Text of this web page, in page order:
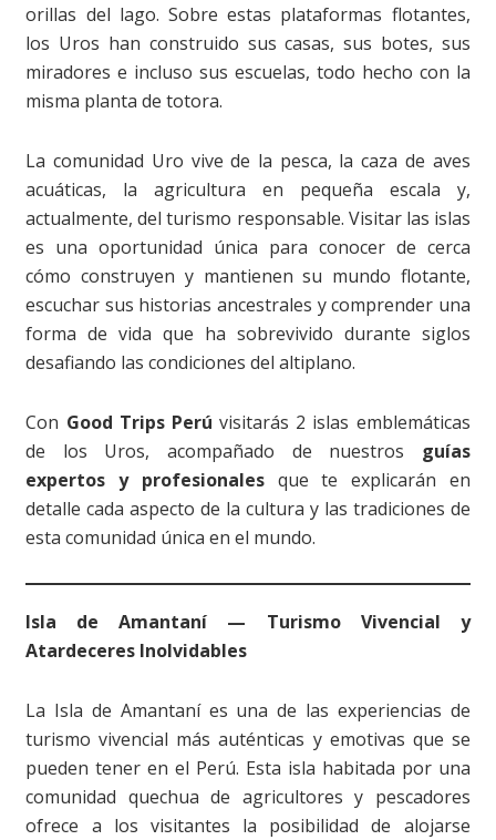
orillas del lago. Sobre estas plataformas flotantes,
los Uros han construido sus casas, sus botes, sus
miradores e incluso sus escuelas, todo hecho con la
misma planta de totora.
La comunidad Uro vive de la pesca, la caza de aves
acuáticas, la agricultura en pequeña escala y,
actualmente, del turismo responsable. Visitar las islas
es una oportunidad única para conocer de cerca
cómo construyen y mantienen su mundo flotante,
escuchar sus historias ancestrales y comprender una
forma de vida que ha sobrevivido durante siglos
desafiando las condiciones del altiplano.
Con Good Trips Perú visitarás 2 islas emblemáticas
de los Uros, acompañado de nuestros guías
expertos y profesionalesque te explicarán en
detalle cada aspecto de la cultura y las tradiciones de
esta comunidad única en el mundo.
Isla de Amantaní — Turismo Vivencial y
Atardeceres Inolvidables
La Isla de Amantaní es una de las experiencias de
turismo vivencial más auténticas y emotivas que se
pueden tener en el Perú. Esta isla habitada por una
comunidad quechua de agricultores y pescadores
ofrece a los visitantes la posibilidad de alojarse